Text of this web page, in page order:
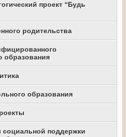
проект “Будь
родительства
образования
образования
социальной поддержки